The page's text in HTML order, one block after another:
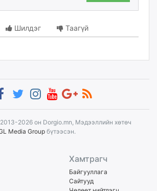
Шилдэг Таагүй
2026 он Dorgio.mn, Мэдээллийн хөтөч
Media Group бүтээсэн.
Хамтрагч
Байгууллага
Сайтууд